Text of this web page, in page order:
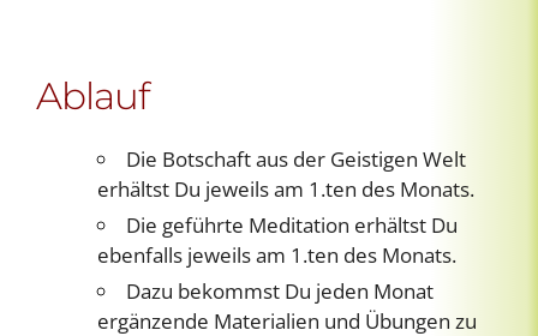
Ablauf
Die Botschaft aus der Geistigen Welt
erhältst Du jeweils am 1.ten des Monats.
Die geführte Meditation erhältst Du
ebenfalls jeweils am 1.ten des Monats.
Dazu bekommst Du jeden Monat
ergänzende Materialien und Übungen zu